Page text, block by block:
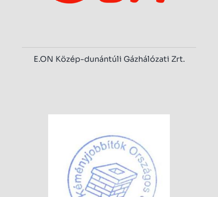
E.ON Közép-dunántúli Gázhálózati Zrt.